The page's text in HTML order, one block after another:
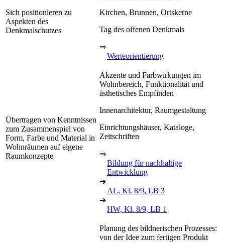
Sich positionieren zu
Aspekten des
Denkmalschutzes
Kirchen, Brunnen, Ortskerne
Tag des offenen Denkmals
⇒
Werteorientierung
Übertragen von Kenntnissen
zum Zusammenspiel von
Form, Farbe und Material in
Wohnräumen auf eigene
Raumkonzepte
Akzente und Farbwirkungen im
Wohnbereich, Funktionalität und
ästhetisches Empfinden
Innenarchitektur, Raumgestaltung
Einrichtungshäuser, Kataloge,
Zeitschriften
⇒
Bildung für nachhaltige
Entwicklung
➔
AL, Kl. 8/9, LB 3
➔
HW, Kl. 8/9, LB 1
Planung des bildnerischen Prozesses:
von der Idee zum fertigen Produkt